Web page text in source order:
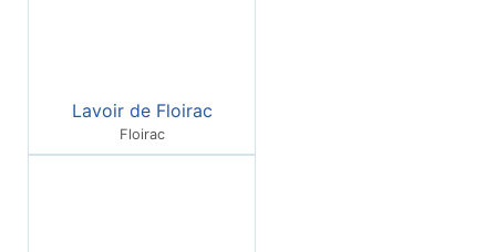
Lavoir de Floirac
Floirac